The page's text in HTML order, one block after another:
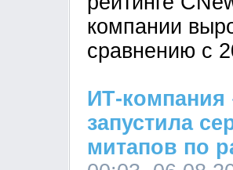
компании
сравнению с
ИТ-компания
запустила
митапов по